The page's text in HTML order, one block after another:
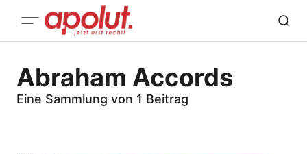
Abraham Accords
Eine Sammlung von 1 Beitrag